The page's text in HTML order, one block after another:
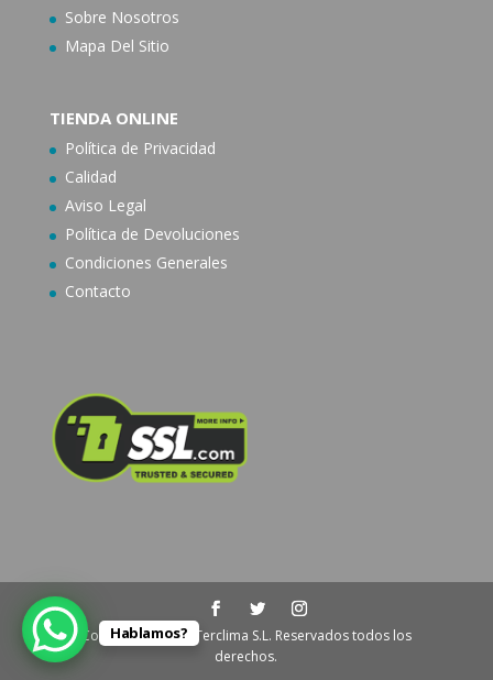
Sobre Nosotros
Mapa Del Sitio
TIENDA ONLINE
Política de Privacidad
Calidad
Aviso Legal
Política de Devoluciones
Condiciones Generales
Contacto
Copyright © 2024 Terclima S.L. Reservados todos los
derechos.
Hablamos?